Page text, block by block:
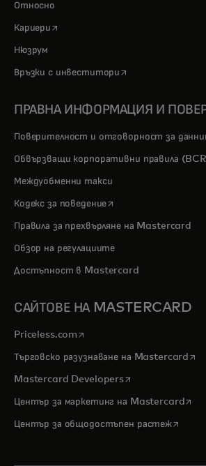
Относно
Кариери opens in a new tab
Нюзрум
Връзки с инвеститори opens in a new tab
ПРАВНА ИНФОРМАЦИЯ И
Поверителност и отговорност за
Обвързващи корпоративни правила
Междуобменни такси
Кодекс за поведениеopens in a new tab
Правила за прехвърляне на Mastercard
Обзор на регулациите
Достъпност в Mastercard
САЙТОВЕ НА MASTERCARD
Priceless.com opens in a new tab
Търговско разузнаване на Mastercard
Mastercard Developersopens in a new
Център за маркетинг на Mastercard
Център за общодостъпен растежopens